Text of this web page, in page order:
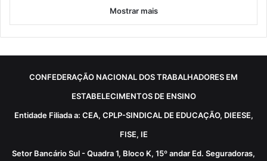
Mostrar mais
CONFEDERAÇÃO NACIONAL DOS TRABALHADORES EM
ESTABELECIMENTOS DE ENSINO
Entidade Filiada a: CEA, CPLP-SINDICAL DE EDUCAÇÃO, DIEESE,
FISE, IE
Setor Bancário Sul - Quadra 1, Bloco K, 15º andar Ed. Seguradoras,